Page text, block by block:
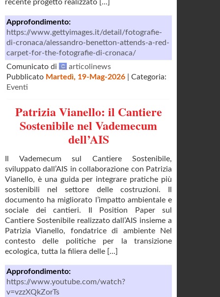
recente progetto realizzato [...]
Approfondimento:
https://www.gettyimages.it/detail/fotografie-
di-cronaca/alessandro-benetton-attends-a-red-
carpet-for-the-fotografie-di-cronaca/
Comunicato di
articolinews
Pubblicato Martedì, 19-Mag-2026 | Categoria:
Eventi
Patrizia Vianello: il Cantiere
Sostenibile nel Vademecum
dell’AIS
Il Vademecum sul Cantiere Sostenibile,
sviluppato dall’AIS in collaborazione con Patrizia
Vianello, è una guida per integrare pratiche più
sostenibili nel settore delle costruzioni. Il
documento ha migliorato l’impatto ambientale e
sociale dei cantieri. Il Position Paper sul
Cantiere Sostenibile realizzato dall’AIS insieme a
Patrizia Vianello, fondatrice di ambiente Nel
contesto delle politiche per la transizione
ecologica, tutta la filiera delle [...]
Approfondimento:
https://www.youtube.com/watch?
v=vzzXQkZorTs